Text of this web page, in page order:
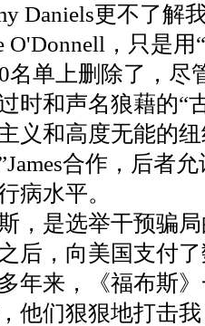
Daniels更不了解
O'Donnell ，只是用“
名单上删除了，尽
时和声名狼藉的“
义和高度无能的
合作，后者
病水平。
，是选举干预骗
后，向美国支付
年来，《福布斯
他们狠狠地打击